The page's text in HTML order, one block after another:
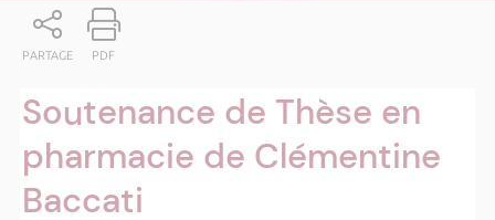
PARTAGE PDF
Soutenance de Thèse en
pharmacie de Clémentine
Baccati